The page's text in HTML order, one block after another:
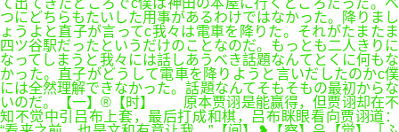
て出てきたところでc僕は神田の本屋に行くところだった。べ
つにどちらもたいした用事があるわけではなかった。降りまし
ょうよと直子が言ってc我々は電車を降りた。それがたまたま
四ツ谷駅だったというだけのことなのだ。もっとも二人きりに
なってしまうと我々には話しあうべき話題なんてとくに何もな
かった。直子がどうして電車を降りようと言いだしたのかc僕
には全然理解できなかった。話題なんてそもそもの最初からな
いのだ。【一】®【时】 原本贾诩是能赢得，但贾诩却在不
知不觉中引吕布上套，最后打成和棋，吕布眯眼看向贾诩道：